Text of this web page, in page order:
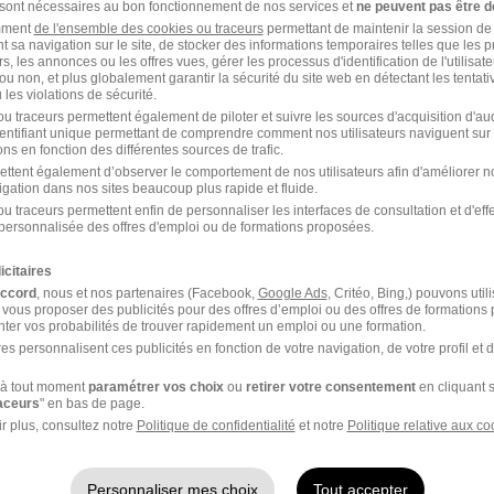
de Coquelles
Synergie Aire-sur-
Groupe Synergie Arras
Synergie Béthune Groupe Synergie
par Ville
Synergie
en-Mauges
Groupe Synergie
nécessaires au bon fonctionnement de nos services etne peuvent pas être
de l'ensemble des cookies ou traceurspermettant de maintenir la session
sa navigation sur le site, de stocker des informations temporaires telles que les
les annonces ou les offres vues, gérer les processus d'identification de
non, et plus globalement garantir la sécurité du site web en détectant les
les violations de sécurité.
traceurs permettent également de piloter et suivre les sources d'acquisition
unique permettant de comprendre comment nos utilisateurs naviguent sur
en fonction des différentes sources de trafic.
également d’observer le comportement de nos utilisateurs afin d'améliorer
dans nos sites beaucoup plus rapide et fluide.
traceurs permettent enfin de personnaliser les interfaces de consultation et
des offres d'emploi ou de formations proposées.
, nous et nos partenaires (Facebook, Google Ads, Critéo, Bing,) pouvons
proposer des publicités pour des offres d’emploi ou des offres de formations
vos probabilités de trouver rapidement un emploi ou une formation.
personnalisent ces publicités en fonction de votre navigation, de votre profil et
tout momentparamétrer vos choixou retirer votre consentementen cliquant
" en bas de page.
plus, consultez notre Politique de confidentialité et notre Politique relative aux
Personnaliser mes choix Tout accepter